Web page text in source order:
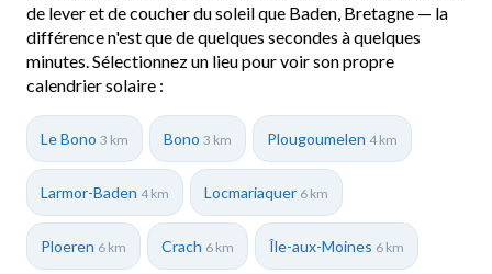
de lever et de coucher du soleil que Baden, Bretagne — la
différence n'est que de quelques secondes à quelques
minutes. Sélectionnez un lieu pour voir son propre
calendrier solaire :
Le Bono 3 km Bono 3 km Plougoumelen 4 km
Larmor-Baden 4 km Locmariaquer 6 km
Ploeren 6 km Crach 6 km Île-aux-Moines 6 km